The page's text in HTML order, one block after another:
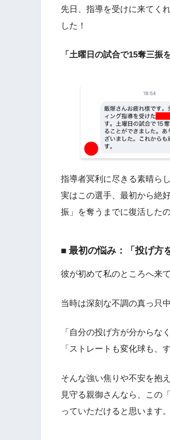
先日、指導を受けに来てく
した！
「土曜日の試合で15奪三振
指導者冥利に尽きる素晴ら
実はこの選手、最初から絶
振」を奪うまでに復活した
■ 最初の悩み：「投げ方
彼が初めて私のところへ来
当時は深刻な不調の真っ只中
「自分の投げ方が分からな
「ストレートも変化球も、
そんな強い焦りや不安を抱
見守る親御さんなら、この
っていただけると思います。